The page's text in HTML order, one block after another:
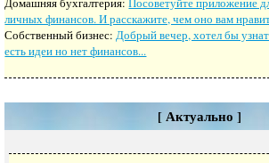
личных финансов. И расскажите, чем оно вам
Собственный бизнес:Добрый вечер, хотел бы
есть идеи но нет финансов...
[ Актуально ]